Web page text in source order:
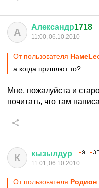
А Александр1718
11:00, 06.10.2010
От пользователя
а когда пришлют то?
Мне, пожалуйста и
почитать, что там
К кызылдур
11:01, 06.10.2010
От пользователя